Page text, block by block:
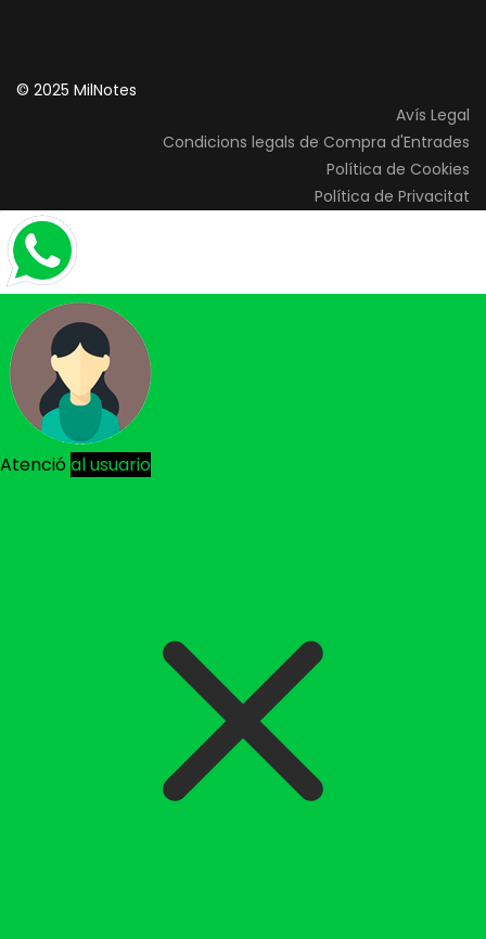
© 2025 MilNotes
Avís Legal
Condicions legals de Compra d'Entrades
Política de Cookies
Política de Privacitat
Atenció al usuario